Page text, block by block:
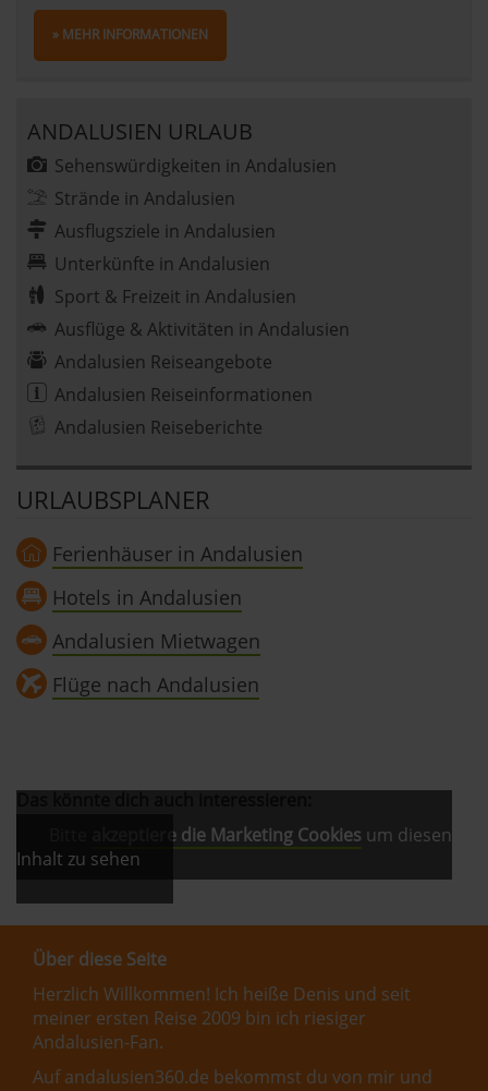
» MEHR INFORMATIONEN
ANDALUSIEN URLAUB
Sehenswürdigkeiten in Andalusien
Strände in Andalusien
Ausflugsziele in Andalusien
Unterkünfte in Andalusien
Sport & Freizeit in Andalusien
Ausflüge & Aktivitäten in Andalusien
Andalusien Reiseangebote
Andalusien Reiseinformationen
Andalusien Reiseberichte
URLAUBSPLANER
Ferienhäuser in Andalusien
Hotels in Andalusien
Andalusien Mietwagen
Flüge nach Andalusien
akzeptiere die Marketing Cookies um diesen
Inhalt zu sehen
Über diese Seite
Herzlich Willkommen! Ich heiße Denis und seit
meiner ersten Reise 2009 bin ich riesiger
Andalusien-Fan.
Auf andalusien360.de bekommst du von mir und